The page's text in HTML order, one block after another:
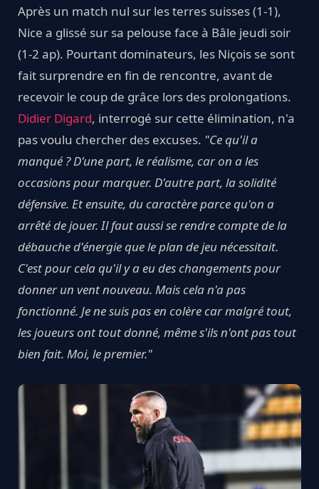
Après un match nul sur les terres suisses (1-1),
Nice a glissé sur sa pelouse face à Bâle jeudi soir
(1-2 ap). Pourtant dominateurs, les Niçois se sont
fait surprendre en fin de rencontre, avant de
recevoir le coup de grâce lors des prolongations.
Didier Digard, interrogé sur cette élimination, n'a
pas voulu chercher des excuses. "Ce qu'il a
manqué ? D'une part, le réalisme, car on a les
occasions pour marquer. D'autre part, la solidité
défensive. Et ensuite, du caractère parce qu'on a
arrêté de jouer. Il faut aussi se rendre compte de la
débauche d'énergie que le plan de jeu nécessitait.
C'est pour cela qu'il y a eu des changements pour
donner un vent nouveau. Mais cela n'a pas
fonctionné. Je ne suis pas en colère car malgré tout,
les joueurs ont tout donné, même s'ils n'ont pas tout
bien fait. Moi, le premier."